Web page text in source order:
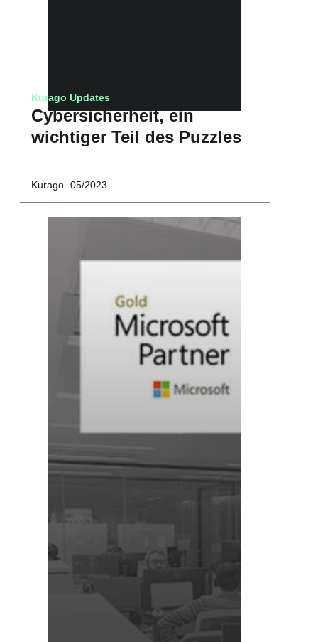
Kurago Updates
Cybersicherheit, ein
wichtiger Teil des Puzzles
Kurago 05/2023